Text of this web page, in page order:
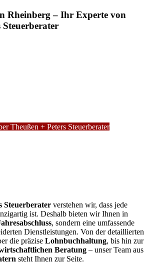
Rheinberg – Ihr Experte von
Steuerberater
Theußen + Peters Steuerberater
Steuerberater verstehen wir, dass jede
ist. Deshalb bieten wir Ihnen in
, sondern eine umfassende
Dienstleistungen. Von der detaillierten
die präzise Lohnbuchhaltung, bis hin zur
Beratung – unser Team aus
steht Ihnen zur Seite.